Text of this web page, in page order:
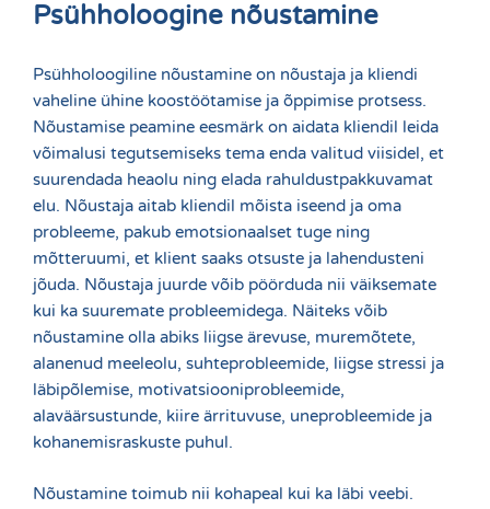
Psühholoogine nõustamine
Psühholoogiline nõustamine on nõustaja ja kliendi
vaheline ühine koostöötamise ja õppimise protsess.
Nõustamise peamine eesmärk on aidata kliendil leida
võimalusi tegutsemiseks tema enda valitud viisidel, et
suurendada heaolu ning elada rahuldustpakkuvamat
elu. Nõustaja aitab kliendil mõista iseend ja oma
probleeme, pakub emotsionaalset tuge ning
mõtteruumi, et klient saaks otsuste ja lahendusteni
jõuda. Nõustaja juurde võib pöörduda nii väiksemate
kui ka suuremate probleemidega. Näiteks võib
nõustamine olla abiks liigse ärevuse, muremõtete,
alanenud meeleolu, suhteprobleemide, liigse stressi ja
läbipõlemise, motivatsiooniprobleemide,
alaväärsustunde, kiire ärrituvuse, uneprobleemide ja
kohanemisraskuste puhul.
Nõustamine toimub nii kohapeal kui ka läbi veebi.